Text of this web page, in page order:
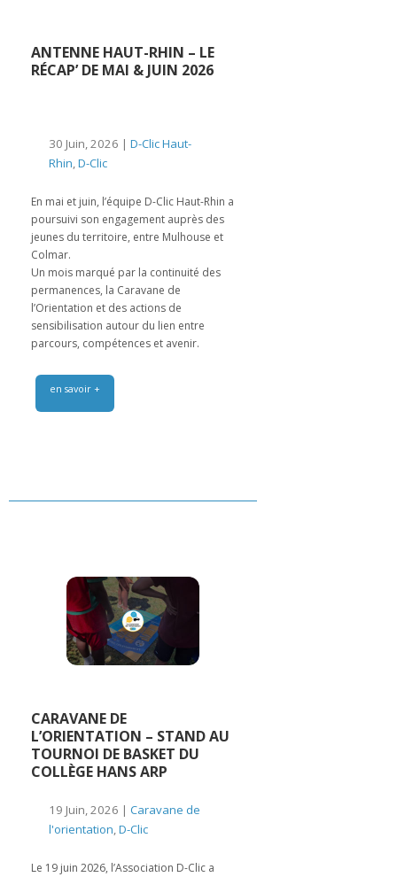
ANTENNE HAUT-RHIN – LE
RÉCAP’ DE MAI & JUIN 2026
30 Juin, 2026 | D-Clic Haut-
Rhin,D-Clic
En mai et juin, l’équipe D-Clic Haut-Rhin a
poursuivi son engagement auprès des
jeunes du territoire, entre Mulhouse et
Colmar.
Un mois marqué par la continuité des
permanences, la Caravane de
l’Orientation et des actions de
sensibilisation autour du lien entre
parcours, compétences et avenir.
en savoir +
CARAVANE DE
L’ORIENTATION – STAND AU
TOURNOI DE BASKET DU
COLLÈGE HANS ARP
19 Juin, 2026 | Caravane de
l'orientation,D-Clic
Le 19 juin 2026, l’Association D-Clic a